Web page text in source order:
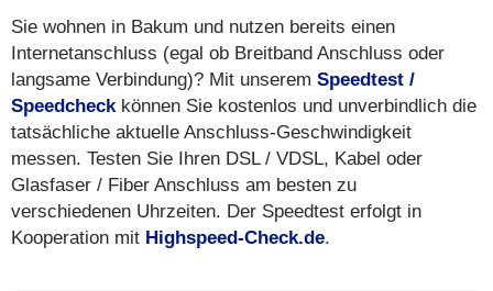
Sie wohnen in Bakum und nutzen bereits einen
Internetanschluss (egal ob Breitband Anschluss oder
langsame Verbindung)? Mit unserem Speedtest /
Speedcheckkönnen Sie kostenlos und unverbindlich die
tatsächliche aktuelle Anschluss-Geschwindigkeit
messen. Testen Sie Ihren DSL / VDSL, Kabel oder
Glasfaser / Fiber Anschluss am besten zu
verschiedenen Uhrzeiten. Der Speedtest erfolgt in
Kooperation mit Highspeed-Check.de.